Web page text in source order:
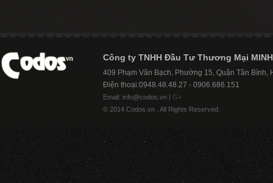
Công ty TNHH Đầu Tư Thương Mại
409 Phạm Văn Bạch, Phường 15, Quận Tân Bình,
Điện thoại:0948.48.48.27 - 0906.686.151
Email: info@codos.vn | G+
© 2014 Codos.vn . All Rights Reserved.